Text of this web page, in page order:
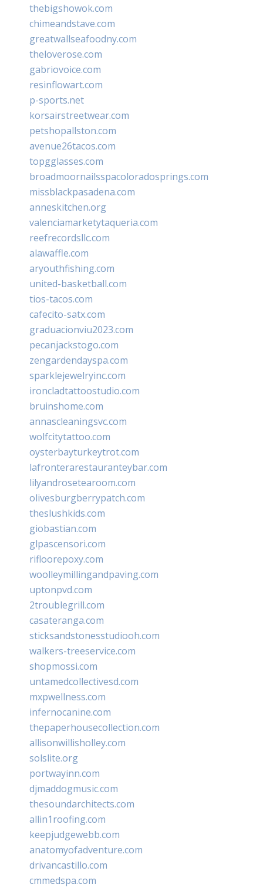
thebigshowok.com
chimeandstave.com
greatwallseafoodny.com
theloverose.com
gabriovoice.com
resinflowart.com
p-sports.net
korsairstreetwear.com
petshopallston.com
avenue26tacos.com
topgglasses.com
broadmoornailsspacoloradosprings.com
missblackpasadena.com
anneskitchen.org
valenciamarketytaqueria.com
reefrecordsllc.com
alawaffle.com
aryouthfishing.com
united-basketball.com
tios-tacos.com
cafecito-satx.com
graduacionviu2023.com
pecanjackstogo.com
zengardendayspa.com
sparklejewelryinc.com
ironcladtattoostudio.com
bruinshome.com
annascleaningsvc.com
wolfcitytattoo.com
oysterbayturkeytrot.com
lafronterarestauranteybar.com
lilyandrosetearoom.com
olivesburgberrypatch.com
theslushkids.com
giobastian.com
glpascensori.com
rifloorepoxy.com
woolleymillingandpaving.com
uptonpvd.com
2troublegrill.com
casateranga.com
sticksandstonesstudiooh.com
walkers-treeservice.com
shopmossi.com
untamedcollectivesd.com
mxpwellness.com
infernocanine.com
thepaperhousecollection.com
allisonwillisholley.com
solslite.org
portwayinn.com
djmaddogmusic.com
thesoundarchitects.com
allin1roofing.com
keepjudgewebb.com
anatomyofadventure.com
drivancastillo.com
cmmedspa.com